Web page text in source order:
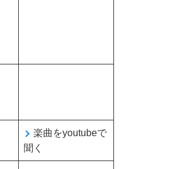
楽曲をyoutubeで
聞く